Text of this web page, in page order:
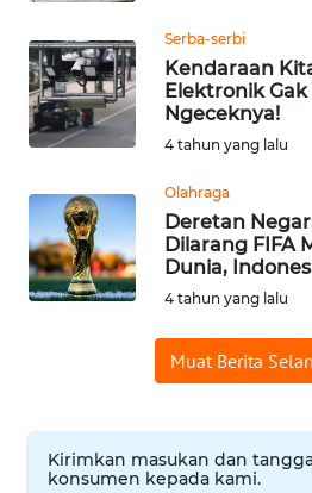
Serba-serbi
Kendaraan
Elektronik Gak
Ngeceknya!
4 tahun yang lalu
Olahraga
Deretan
Dilarang FIFA
Dunia,
4 tahun yang lalu
Muat Berita
Kirimkan masukan dan
konsumen kepada kami.
WN
CIANJUR
SERIBU
WN
TANGERANG
WN
CIREBON